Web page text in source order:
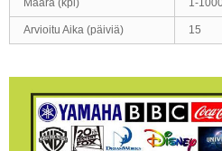
Määrä (kpl) 1-
Arvioitu Aika (päiviä) 15